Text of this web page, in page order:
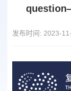
发布时间: 2023-